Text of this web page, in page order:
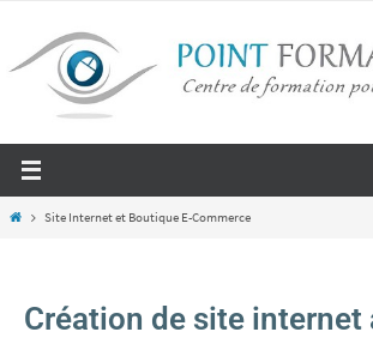
Site Internet et Boutique E-Commerce
Création de site internet